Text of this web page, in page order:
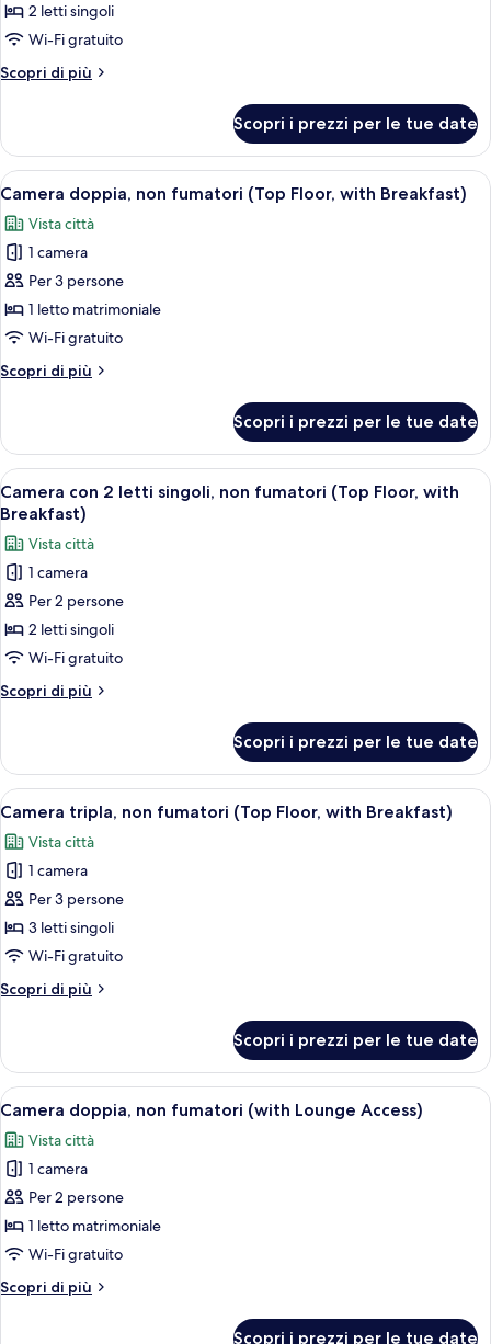
Camera
con
letti
fumatori
(Top
Floor)
2 letti singoli
Wi-Fi gratuito
Scopri di più
Altri
con
letti
non
fumatori
(Top
Floor)
Scopri i prezzi per le tue date
Apri
tutte
le
foto
per
Camera
doppia,
fumatori
with
Breakfast)
Una camera d'albergo con un letto,
9
Camera doppia, non fumatori (Top Floor, with Breakfast)
Vista città
1 camera
Per 3 persone
1 letto matrimoniale
Wi-Fi gratuito
Scopri di più
Altri
doppia,
non
fumatori
(Top
with
Breakfast)
Scopri i prezzi per le tue date
Apri
tutte
le
foto
per
Camera
con
2
letti
singoli,
fumatori
(Top
Floor,
with
Breakfast)
Camera d'albergo con due letti, una
10
Camera con 2 letti singoli, non fumatori (Top Floor, with
Breakfast)
Vista città
1 camera
Per 2 persone
2 letti singoli
Wi-Fi gratuito
Scopri di più
Altri
con
letti
non
fumatori
(Top
Floor,
with
Breakfast)
Scopri i prezzi per le tue date
Apri
tutte
le
foto
per
Camera
tripla,
fumatori
with
Breakfast)
Una camera d'albergo con due letti,
9
Camera tripla, non fumatori (Top Floor, with Breakfast)
Vista città
1 camera
Per 3 persone
3 letti singoli
Wi-Fi gratuito
Scopri di più
Altri
tripla,
non
fumatori
Floor,
with
Breakfast)
Scopri i prezzi per le tue date
Apri
tutte
le
foto
per
Camera
doppia,
fumatori
Una camera d'hotel con un letto,
6
Camera doppia, non fumatori (with Lounge Access)
Vista città
1 camera
Per 2 persone
1 letto matrimoniale
Wi-Fi gratuito
Scopri di più
Altri
Scopri i prezzi per le tue date